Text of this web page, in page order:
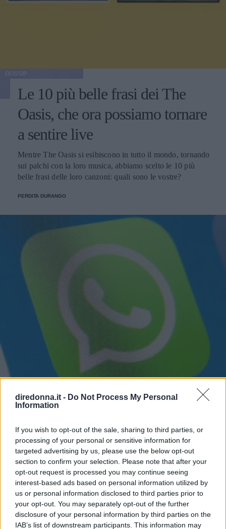
diredonna.it - Do Not Process My Personal
Information
If you wish to opt-out of the sale, sharing to third parties, or
processing of your personal or sensitive information for
targeted advertising by us, please use the below opt-out
section to confirm your selection. Please note that after your
opt-out request is processed you may continue seeing
interest-based ads based on personal information utilized by
us or personal information disclosed to third parties prior to
your opt-out. You may separately opt-out of the further
disclosure of your personal information by third parties on the
IAB’s list of downstream participants. This information may
Le 10 più belle frasi dei The
Oasis, che ora possiamo tornare
a sentire live
Mentre The Oasis si esibiscono in tutto il mondo, tornando
sui palchi con la loro musica, abbiamo scelto le 10 più
belle frasi delle loro canzoni: quali sono le vostre?
PERDITA DURANGO
GOSSIP
Fatti notare! Le frasi per stati
WhatsApp che tutti
commenteranno
Alcuni consigli relativi alle frasi per stati di WhatsApp: